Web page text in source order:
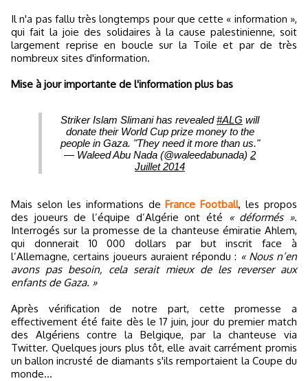
Il n'a pas fallu très longtemps pour que cette « information »,
qui fait la joie des solidaires à la cause palestinienne, soit
largement reprise en boucle sur la Toile et par de très
nombreux sites d'information.
Mise à jour importante de l'information plus bas
Striker Islam Slimani has revealed#ALG will
donate their World Cup prize money to the
people in Gaza. "They need it more than us."
— Waleed Abu Nada (@waleedabunada) 2
Juillet 2014
Mais selon les informations deFrance Football, les propos
des joueurs de l’équipe d’Algérie ont été
« déformés ».
Interrogés sur la promesse de la chanteuse émiratie Ahlem,
qui donnerait 10 000 dollars par but inscrit face à
l’Allemagne, certains joueurs auraient répondu : « Nous n’en
avons pas besoin, cela serait mieux de les reverser aux
enfants de Gaza. »
Après vérification de notre part, cette promesse a
effectivement été faite dès le 17 juin, jour du premier match
des Algériens contre la Belgique, par la chanteuse via
Twitter. Quelques jours plus tôt, elle avait carrément promis
un ballon incrusté de diamants s'ils remportaient la Coupe du
monde...